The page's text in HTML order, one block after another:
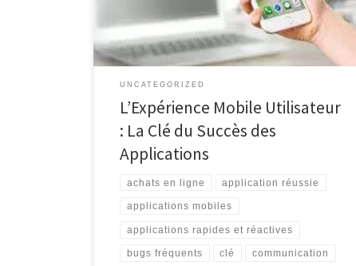
effectuer des achats en ligne, les applications mobiles
sont devenues indispensables dans notre vie
quotidienne. Mais […]
UNCATEGORIZED
L’Expérience Mobile Utilisateur
: La Clé du Succès des
Applications
achats en ligne application réussie
applications mobiles
applications rapides et réactives
bugs fréquents clé communication